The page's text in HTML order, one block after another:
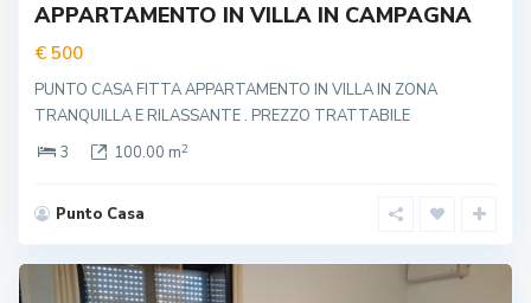
APPARTAMENTO IN VILLA IN CAMPAGNA
€ 500
PUNTO CASA FITTA APPARTAMENTO IN VILLA IN ZONA
TRANQUILLA E RILASSANTE . PREZZO TRATTABILE
3
100.00 m2
Punto Casa